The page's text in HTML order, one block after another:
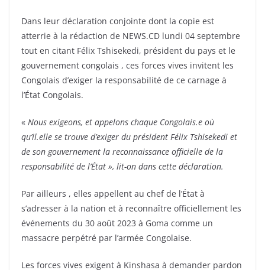
Dans leur déclaration conjointe dont la copie est
atterrie à la rédaction de NEWS.CD lundi 04 septembre
tout en citant Félix Tshisekedi, président du pays et le
gouvernement congolais , ces forces vives invitent les
Congolais d’exiger la responsabilité de ce carnage à
l’État Congolais.
« Nous exigeons, et appelons chaque Congolais.e où
qu’il.elle se trouve d’exiger du président Félix Tshisekedi et
de son gouvernement la reconnaissance officielle de la
responsabilité de l’État », lit-on dans cette déclaration.
Par ailleurs , elles appellent au chef de l’État à
s’adresser à la nation et à reconnaître officiellement les
événements du 30 août 2023 à Goma comme un
massacre perpétré par l’armée Congolaise.
Les forces vives exigent à Kinshasa à demander pardon